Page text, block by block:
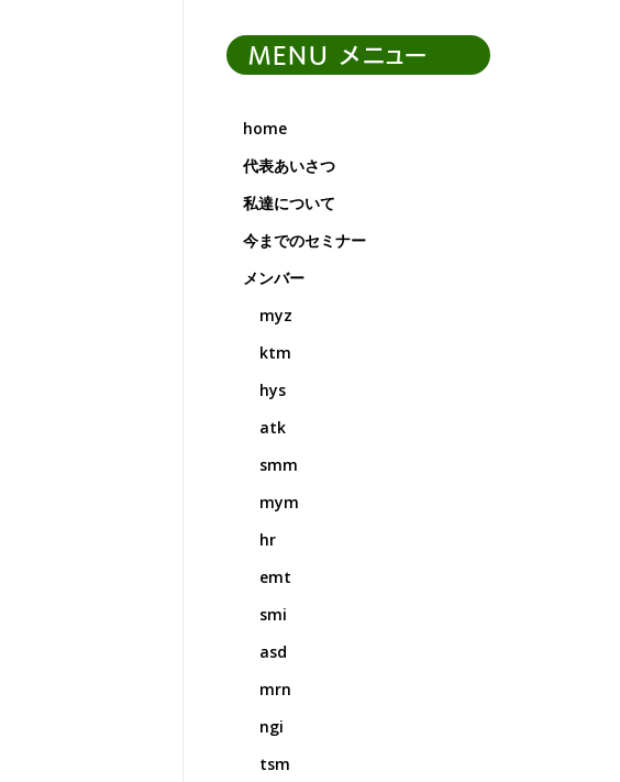
MENU メニュー
home
代表あいさつ
私達について
今までのセミナー
メンバー
myz
ktm
hys
atk
smm
mym
hr
emt
smi
asd
mrn
ngi
tsm